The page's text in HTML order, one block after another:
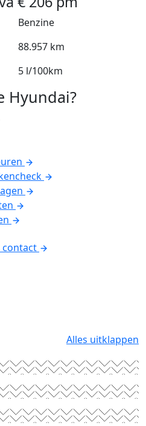
Benzine
88.957 km
5 l/100km
Hyundai?
contact
Alles uitklappen